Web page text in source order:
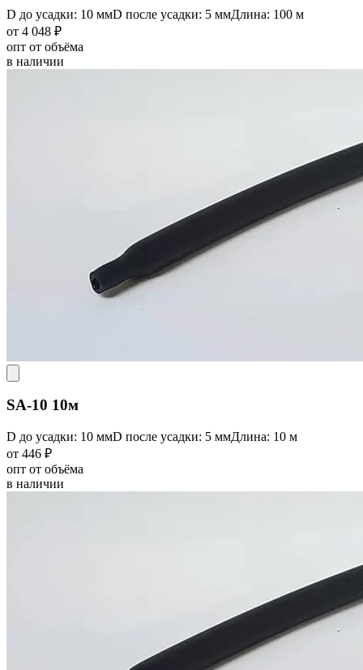
D до усадки: 10 ммD после усадки: 5 ммДлина: 100 м
от 4 048 ₽
опт от объёма
в наличии
SA-10 10м
D до усадки: 10 ммD после усадки: 5 ммДлина: 10 м
от 446 ₽
опт от объёма
в наличии